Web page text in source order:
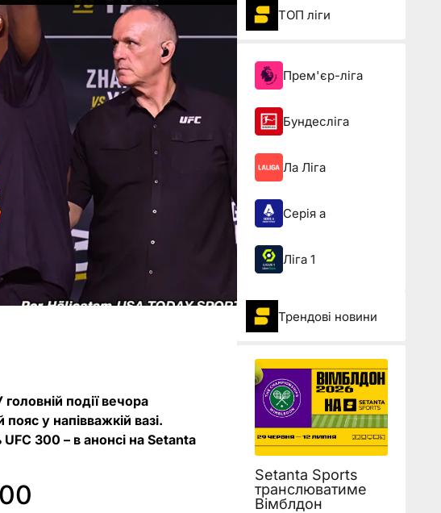
події вечора
у напівважкій вазі.
300 – в анонсі на Setanta
ТОП ліги
Прем'єр-ліга
Бундесліга
Ла Ліга
Серія а
Ліга 1
Трендові новини
Setanta Sports
транслюватиме
Вімблдон